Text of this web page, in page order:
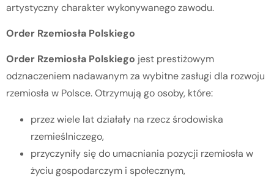
artystyczny charakter wykonywanego zawodu.
Order Rzemiosła Polskiego
Order Rzemiosła Polskiego jest prestiżowym
odznaczeniem nadawanym za wybitne zasługi dla rozwoju
rzemiosła w Polsce. Otrzymują go osoby, które:
przez wiele lat działały na rzecz środowiska
rzemieślniczego,
przyczyniły się do umacniania pozycji rzemiosła w
życiu gospodarczym i społecznym,